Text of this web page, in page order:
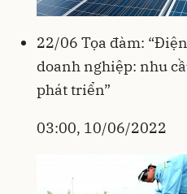
22/06 Tọa đàm:
doanh nghiệp: nhu
phát triển”
03:00, 10/06/2022